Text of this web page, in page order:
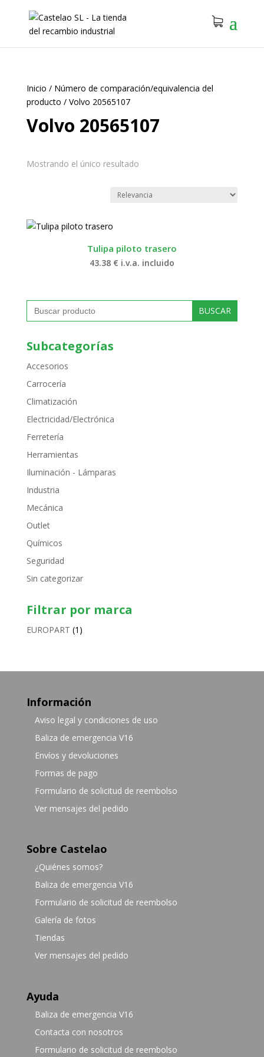
Inicio / Número de comparación/equivalencia del
producto / Volvo 20565107
Volvo 20565107
Mostrando el único resultado
Tulipa piloto trasero
43.38 € i.v.a. incluido
Buscar:
Subcategorías
Accesorios
Carrocería
Climatización
Electricidad/Electrónica
Ferretería
Herramientas
Iluminación - Lámparas
Industria
Mecánica
Outlet
Químicos
Seguridad
Sin categorizar
Filtrar por marca
EUROPART (1)
Información
Aviso legal y condiciones de uso
Baliza de emergencia V16
Envíos y devoluciones
Formas de pago
Formulario de solicitud de reembolso
Ver mensajes del pedido
Sobre Castelao
¿Quiénes somos?
Baliza de emergencia V16
Formulario de solicitud de reembolso
Galería de fotos
Tiendas
Ver mensajes del pedido
Ayuda
Baliza de emergencia V16
Contacta con nosotros
Formulario de solicitud de reembolso